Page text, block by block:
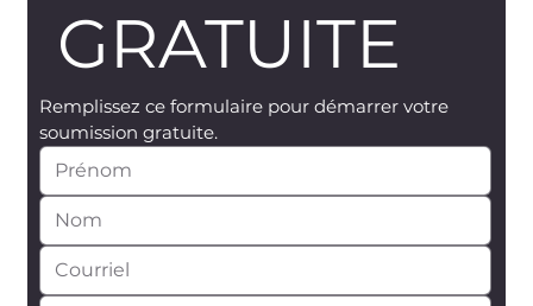
GRATUITE
Remplissez ce formulaire pour démarrer votre
soumission gratuite.